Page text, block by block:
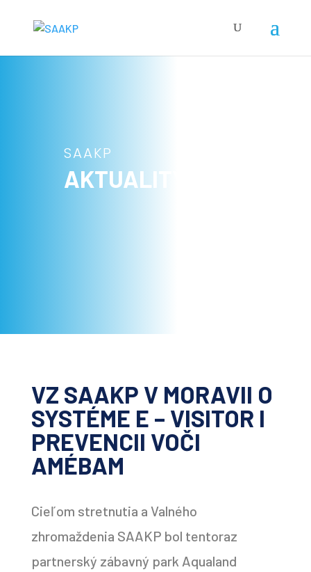
SAAKP
AKTUALITY
VZ SAAKP V MORAVII O
SYSTÉME E – VISITOR I
PREVENCII VOČI
AMÉBAM
Cieľom stretnutia a Valného
zhromaždenia SAAKP bol tentoraz
partnerský zábavný park Aqualand